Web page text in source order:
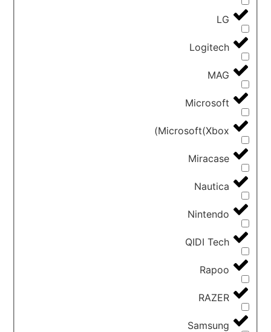
LG
Logitech
MAG
Microsoft
Microsoft(Xbox)
Miracase
Nautica
Nintendo
QIDI Tech
Rapoo
RAZER
Samsung